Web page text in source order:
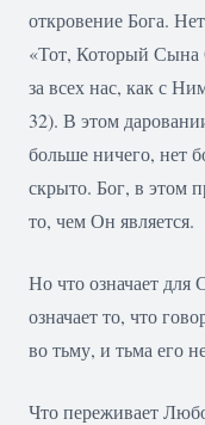
откровение Бога.
«Тот, Который Сына
за всех нас, как с
32). В этом
больше ничего, нет
скрыто. Бог, в этом
то, чем Он является.
Но что означает для
означает то, что
во тьму, и тьма его
Что переживает